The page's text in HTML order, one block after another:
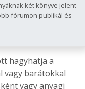
két könyve jelent
fórumon publikál és
hagyhatja a
vagy barátokkal
vagy anyagi
Elek Ida »
Közgazdász